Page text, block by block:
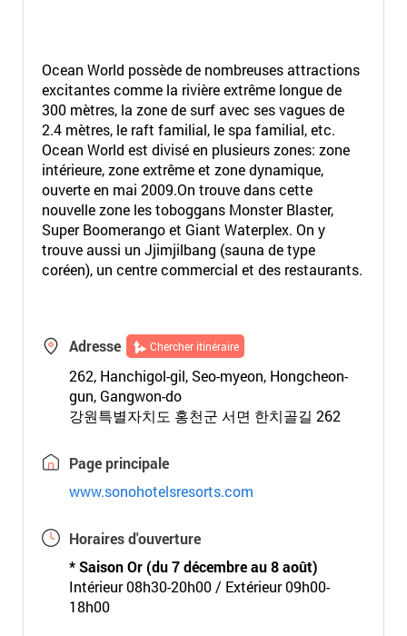
Ocean World possède de nombreuses attractions
excitantes comme la rivière extrême longue de
300 mètres, la zone de surf avec ses vagues de
2.4 mètres, le raft familial, le spa familial, etc.
Ocean World est divisé en plusieurs zones: zone
intérieure, zone extrême et zone dynamique,
ouverte en mai 2009.On trouve dans cette
nouvelle zone les toboggans Monster Blaster,
Super Boomerango et Giant Waterplex. On y
trouve aussi un Jjimjilbang (sauna de type
coréen), un centre commercial et des restaurants.
Adresse Chercher itinéraire
262, Hanchigol-gil, Seo-myeon, Hongcheon-
gun, Gangwon-do
강원특별자치도 홍천군 서면 한치골길 262
Page principale
www.sonohotelsresorts.com
Horaires d'ouverture
* Saison Or (du 7 décembre au 8 août)
Intérieur 08h30-20h00 / Extérieur 09h00-
18h00